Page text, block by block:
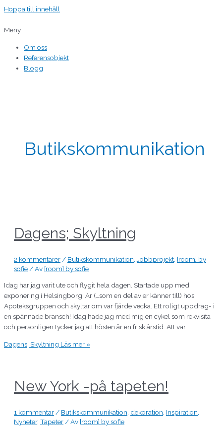
Hoppa till innehåll
Meny
Om oss
Referensobjekt
Blogg
Butikskommunikation
Dagens; Skyltning
2 kommentarer / Butikskommunikation Jobbprojekt [room] by
sofie / Av [room] by sofie
Idag har jag varit ute och flygit hela dagen. Startade upp med
exponering i Helsingborg. Är (…som en del av er känner till) hos
Apoteksgruppen och skyltar om var fjärde vecka. Ett roligt uppdrag- i
en spännade bransch! Idag hade jag med mig en cykel som rekvisita
och personligen tycker jag att hösten är en frisk årstid. Att var …
Dagens; Skyltning Läs mer »
New York -på tapeten!
1 kommentar / Butikskommunikation dekoration Inspiration
Nyheter, Tapeter / Av [room] by sofie